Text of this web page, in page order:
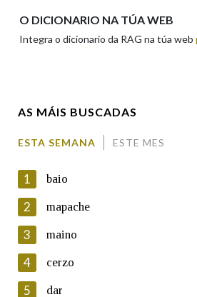
En cumprimento da normativa vixente en
Protección de Datos de Carácter Persoal,
Galega informa a aqueles usuarios que
electrónico, así como calquera outra
O DICIONARIO NA TÚA WEB
Integra o dicionario da RAG na túa web
AS MÁIS BUSCADAS
ESTA SEMANA ESTE MES
1 baio
2 mapache
3 maino
4 cerzo
5 dar